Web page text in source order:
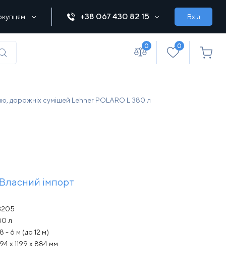
+38 067 430 82 15 Вхід
0 0
дорожніх сумішей Lehner POLARO L 380 л
імпорт
л
- 6 м (до 12 м)
x 1199 x 884 мм